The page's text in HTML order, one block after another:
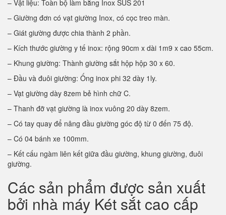
– Vật liệu: Toàn bộ làm bằng Inox SUS 201
– Giường đơn có vạt giường Inox, có cọc treo màn.
– Giát giường được chia thành 2 phần.
– Kích thước giường y tế inox: rộng 90cm x dài 1m9 x cao 55cm.
– Khung giường: Thành giường sắt hộp hộp 30 x 60.
– Đầu và đuôi giường: Ống inox phi 32 dày 1ly.
– Vạt giường dày 8zem bẻ hình chữ C.
– Thanh đỡ vạt giường là inox vuông 20 dày 8zem.
– Có tay quay để nâng đầu giường góc độ từ 0 đến 75 độ.
– Có 04 bánh xe 100mm.
– Kết cấu ngàm liên kết giữa đầu giường, khung giường, đuôi
giường.
Các sản phẩm được sản xuất
bởi nhà máy Két sắt cao cấp